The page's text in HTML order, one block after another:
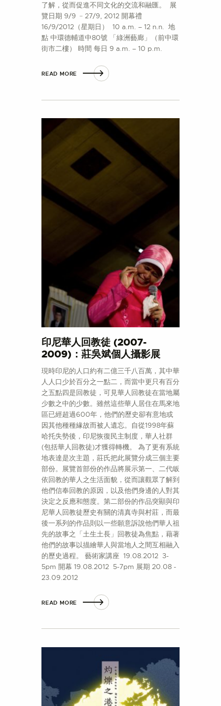
了解，從而促進不同文化的交流和融匯。 展
覽日期 9/9 ﹣27/9, 2012 開幕禮
16/9/2012（星期日） 10 a.m. – 12 n.n. 地
點 中環德輔道中80號 「綠洲藝廊」（前中環
街市二樓） 時間 每日 9 a.m. – 10 p.m.
READ MORE
印尼華人回教徒 (2007-
2009)：莊吳斌個人攝影展
現時印尼的人口約有二億三千八百萬，其中華
人人口少於百分之一點二，而當中更只有百分
之五點四是回教徒，可見華人回教徒在當地屬
少數之中的少數。雖然這些華人居住在馬來地
區已經超過600年，他們的歷史卻有意地或
因其他種種緣故而被人遺忘。自從1998年蘇
哈托失勢後，印尼恢復民主制度，華人社群
(包括華人回教徒)才獲得轉機。 為了更有系統
地表達是次主題，莊氏把此展覽分成三個主要
部份。展覽首部份的作品將展示第一、二代皈
依回教的華人之生活面貌，從而讓觀眾了解到
他們信奉回教的原因，以及他們身邊的人對其
決定之反應和態度。第二部份的作品突顯與印
尼華人回教徒歷史有關的清真寺與村莊，而最
後一系列的作品則以一些願意訴說他們華人祖
先的故事之「土生土長」回教徒為焦點，藉著
他們的故事以描繪華人與當地人之間互相融入
的歷史過程。 藝術家講座 19.08.2012 3-
5pm 開幕 19.08.2012 5-7pm 展期 20.08 -
23.09.2012
READ MORE